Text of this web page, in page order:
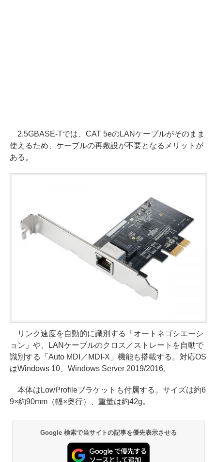
2.5GBASE-Tでは、CAT 5eのLANケーブルがそのまま
使えるため、ケーブルの再敷設が不要となるメリットが
ある。
リンク速度を自動的に識別する「オートネゴシエーシ
ョン」や、LANケーブルのクロス／ストレートを自動で
識別する「Auto MDI／MDI-X」機能も搭載する。対応OS
はWindows 10、Windows Server 2019/2016。
本体はLowProfileブラケットも付属する。サイズは約6
9×約90mm（幅×奥行）、重量は約42g。
Google 検索で当サイトの記事を優先表示させる